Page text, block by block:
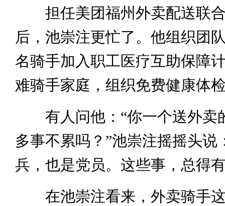
担任美团福州外卖配送联合
后，池崇注更忙了。他组织团
名骑手加入职工医疗互助保障
难骑手家庭，组织免费健康
有人问他：“你一个送外卖
多事不累吗？”池崇注摇摇头说
兵，也是党员。这些事，总得
在池崇注看来，外卖骑手这